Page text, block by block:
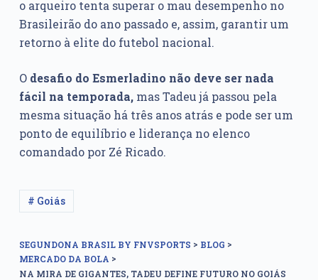
o arqueiro tenta superar o mau desempenho no
Brasileirão do ano passado e, assim, garantir um
retorno à elite do futebol nacional.
O desafio do Esmerladino não deve ser nada
fácil na temporada,mas Tadeu já passou pela
mesma situação há três anos atrás e pode ser um
ponto de equilíbrio e liderança no elenco
comandado por Zé Ricado.
# Goiás
SEGUNDONA BRASIL BY FNVSPORTS > BLOG >
MERCADO DA BOLA >
NA MIRA DE GIGANTES, TADEU DEFINE FUTURO NO GOIÁS